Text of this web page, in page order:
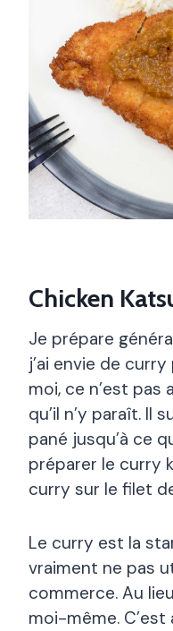
Chicken
Je prépare
j’ai envie de
moi, ce n’est pas
qu’il n’y paraît. Il
pané jusqu’à ce
préparer le curry
curry sur le filet
Le curry est la
vraiment ne pas
commerce. Au
moi-même.